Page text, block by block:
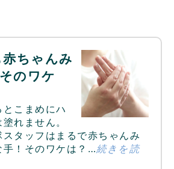
ちゃんみ
のワケ
こまめにハ
れません。
タッフはまるで赤ちゃんみ
手！そのワケは？…続きを読